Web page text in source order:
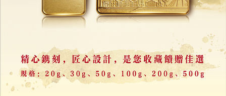
科考船首次在台灣東部海域開展調查